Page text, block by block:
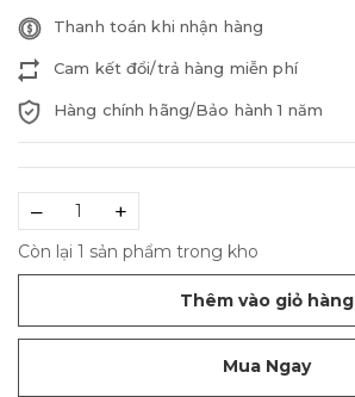
Thanh toán khi nhận hàng
Cam kết đổi/trả hàng miễn phí
Hàng chính hãng/Bảo hành 1 năm
– +
Còn lại 1 sản phẩm trong kho
Thêm vào giỏ hàng
Mua Ngay